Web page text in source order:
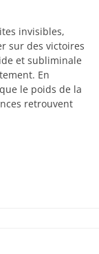
invisibles,
sur des victoires
et subliminale
En
le poids de la
retrouvent